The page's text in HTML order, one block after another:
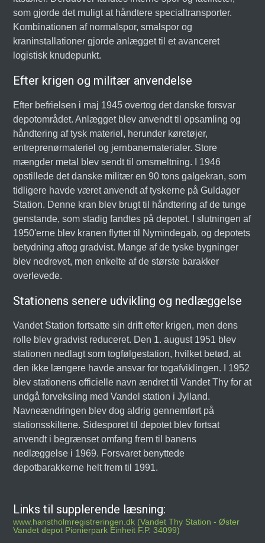
som gjorde det muligt at håndtere specialtransporter.
Kombinationen af normalspor, smalspor og
kraninstallationer gjorde anlægget til et avanceret
logistisk knudepunkt.
Efter krigen og militær anvendelse
Efter befrielsen i maj 1945 overtog det danske forsvar
depotområdet. Anlægget blev anvendt til opsamling og
håndtering af tysk materiel, herunder køretøjer,
entreprenørmateriel og jernbanematerialer. Store
mængder metal blev sendt til omsmeltning. I 1946
opstillede det danske militær en 90 tons galgekran, som
tidligere havde været anvendt af tyskerne på Guldager
Station. Denne kran blev brugt til håndtering af de tunge
genstande, som stadig fandtes på depotet. I slutningen af
1950'erne blev kranen flyttet til Nymindegab, og depotets
betydning aftog gradvist. Mange af de tyske bygninger
blev nedrevet, men enkelte af de største barakker
overlevede.
Stationens senere udvikling og nedlæggelse
Vandet Station fortsatte sin drift efter krigen, men dens
rolle blev gradvist reduceret. Den 1. august 1951 blev
stationen nedlagt som togfølgestation, hvilket betød, at
den ikke længere havde ansvar for togafviklingen. I 1952
blev stationens officielle navn ændret til Vandet Thy for at
undgå forveksling med Vandel station i Jylland.
Navneændringen blev dog aldrig gennemført på
stationsskiltene. Sidesporet til depotet blev fortsat
anvendt i begrænset omfang frem til banens
nedlæggelse i 1969. Forsvaret benyttede
depotbarakkerne helt frem til 1991.
Links til supplerende læsning:
www.hanstholmregistreringen.dk (Vandet Thy Station - Øster
Vandet depot Pionierpark Einheit F.P. 34099)